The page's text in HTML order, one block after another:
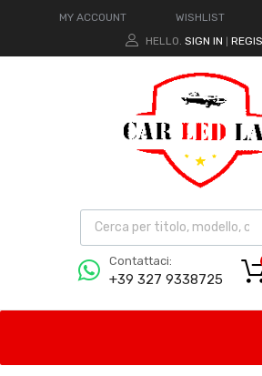
MY ACCOUNT WISHLIST
HELLO. SIGN IN
Contattaci:
+39 327 9338725